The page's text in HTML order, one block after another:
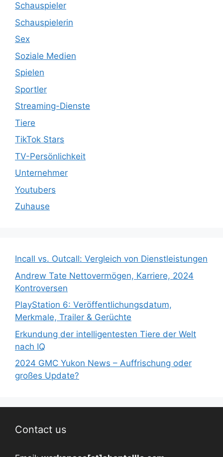
Schauspieler
Schauspielerin
Sex
Soziale Medien
Spielen
Sportler
Streaming-Dienste
Tiere
TikTok Stars
TV-Persönlichkeit
Unternehmer
Youtubers
Zuhause
Incall vs. Outcall: Vergleich von Dienstleistungen
Andrew Tate Nettovermögen, Karriere, 2024
Kontroversen
PlayStation 6: Veröffentlichungsdatum,
Merkmale, Trailer & Gerüchte
Erkundung der intelligentesten Tiere der Welt
nach IQ
2024 GMC Yukon News – Auffrischung oder
großes Update?
Contact us